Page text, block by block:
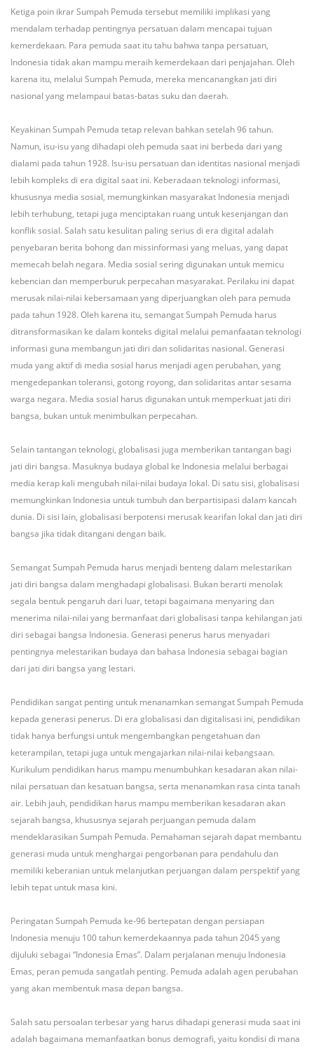
Ketiga poin ikrar Sumpah Pemuda tersebut memiliki implikasi yang
mendalam terhadap pentingnya persatuan dalam mencapai tujuan
kemerdekaan. Para pemuda saat itu tahu bahwa tanpa persatuan,
Indonesia tidak akan mampu meraih kemerdekaan dari penjajahan. Oleh
karena itu, melalui Sumpah Pemuda, mereka mencanangkan jati diri
nasional yang melampaui batas-batas suku dan daerah.
Keyakinan Sumpah Pemuda tetap relevan bahkan setelah 96 tahun.
Namun, isu-isu yang dihadapi oleh pemuda saat ini berbeda dari yang
dialami pada tahun 1928. Isu-isu persatuan dan identitas nasional menjadi
lebih kompleks di era digital saat ini. Keberadaan teknologi informasi,
khususnya media sosial, memungkinkan masyarakat Indonesia menjadi
lebih terhubung, tetapi juga menciptakan ruang untuk kesenjangan dan
konflik sosial. Salah satu kesulitan paling serius di era digital adalah
penyebaran berita bohong dan missinformasi yang meluas, yang dapat
memecah belah negara. Media sosial sering digunakan untuk memicu
kebencian dan memperburuk perpecahan masyarakat. Perilaku ini dapat
merusak nilai-nilai kebersamaan yang diperjuangkan oleh para pemuda
pada tahun 1928. Oleh karena itu, semangat Sumpah Pemuda harus
ditransformasikan ke dalam konteks digital melalui pemanfaatan teknologi
informasi guna membangun jati diri dan solidaritas nasional. Generasi
muda yang aktif di media sosial harus menjadi agen perubahan, yang
mengedepankan toleransi, gotong royong, dan solidaritas antar sesama
warga negara. Media sosial harus digunakan untuk memperkuat jati diri
bangsa, bukan untuk menimbulkan perpecahan.
Selain tantangan teknologi, globalisasi juga memberikan tantangan bagi
jati diri bangsa. Masuknya budaya global ke Indonesia melalui berbagai
media kerap kali mengubah nilai-nilai budaya lokal. Di satu sisi, globalisasi
memungkinkan Indonesia untuk tumbuh dan berpartisipasi dalam kancah
dunia. Di sisi lain, globalisasi berpotensi merusak kearifan lokal dan jati diri
bangsa jika tidak ditangani dengan baik.
Semangat Sumpah Pemuda harus menjadi benteng dalam melestarikan
jati diri bangsa dalam menghadapi globalisasi. Bukan berarti menolak
segala bentuk pengaruh dari luar, tetapi bagaimana menyaring dan
menerima nilai-nilai yang bermanfaat dari globalisasi tanpa kehilangan jati
diri sebagai bangsa Indonesia. Generasi penerus harus menyadari
pentingnya melestarikan budaya dan bahasa Indonesia sebagai bagian
dari jati diri bangsa yang lestari.
Pendidikan sangat penting untuk menanamkan semangat Sumpah Pemuda
kepada generasi penerus. Di era globalisasi dan digitalisasi ini, pendidikan
tidak hanya berfungsi untuk mengembangkan pengetahuan dan
keterampilan, tetapi juga untuk mengajarkan nilai-nilai kebangsaan.
Kurikulum pendidikan harus mampu menumbuhkan kesadaran akan nilai-
nilai persatuan dan kesatuan bangsa, serta menanamkan rasa cinta tanah
air. Lebih jauh, pendidikan harus mampu memberikan kesadaran akan
sejarah bangsa, khususnya sejarah perjuangan pemuda dalam
mendeklarasikan Sumpah Pemuda. Pemahaman sejarah dapat membantu
generasi muda untuk menghargai pengorbanan para pendahulu dan
memiliki keberanian untuk melanjutkan perjuangan dalam perspektif yang
lebih tepat untuk masa kini.
Peringatan Sumpah Pemuda ke-96 bertepatan dengan persiapan
Indonesia menuju 100 tahun kemerdekaannya pada tahun 2045 yang
dijuluki sebagai “Indonesia Emas”. Dalam perjalanan menuju Indonesia
Emas, peran pemuda sangatlah penting. Pemuda adalah agen perubahan
yang akan membentuk masa depan bangsa.
Salah satu persoalan terbesar yang harus dihadapi generasi muda saat ini
adalah bagaimana memanfaatkan bonus demografi, yaitu kondisi di mana